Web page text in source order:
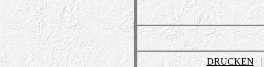
DRUCKEN